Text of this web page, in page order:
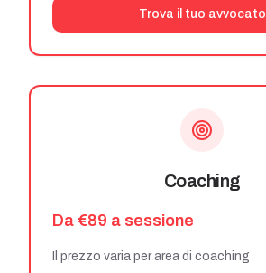
Trova il tuo avvocato
Coaching
Da €89 a sessione
Il prezzo varia per area di coaching